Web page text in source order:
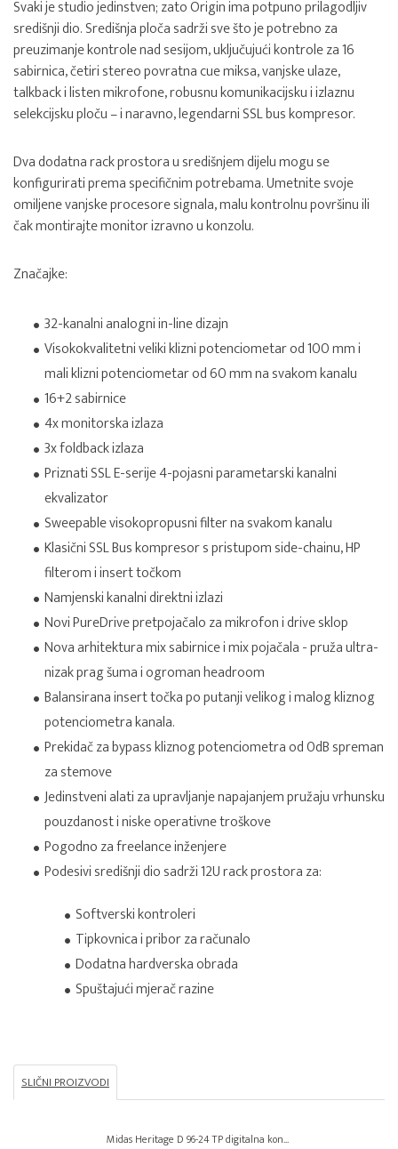
Svaki je studio jedinstven; zato Origin ima potpuno prilagodljiv
središnji dio. Središnja ploča sadrži sve što je potrebno za
preuzimanje kontrole nad sesijom, uključujući kontrole za 16
sabirnica, četiri stereo povratna cue miksa, vanjske ulaze,
talkback i listen mikrofone, robusnu komunikacijsku i izlaznu
selekcijsku ploču – i naravno, legendarni SSL bus kompresor.
Dva dodatna rack prostora u središnjem dijelu mogu se
konfigurirati prema specifičnim potrebama. Umetnite svoje
omiljene vanjske procesore signala, malu kontrolnu površinu ili
čak montirajte monitor izravno u konzolu.
Značajke:
32-kanalni analogni in-line dizajn
Visokokvalitetni veliki klizni potenciometar od 100 mm i
mali klizni potenciometar od 60 mm na svakom kanalu
16+2 sabirnice
4x monitorska izlaza
3x foldback izlaza
Priznati SSL E-serije 4-pojasni parametarski kanalni
ekvalizator
Sweepable visokopropusni filter na svakom kanalu
Klasični SSL Bus kompresor s pristupom side-chainu, HP
filterom i insert točkom
Namjenski kanalni direktni izlazi
Novi PureDrive pretpojačalo za mikrofon i drive sklop
Nova arhitektura mix sabirnice i mix pojačala - pruža ultra-
nizak prag šuma i ogroman headroom
Balansirana insert točka po putanji velikog i malog kliznog
potenciometra kanala.
Prekidač za bypass kliznog potenciometra od 0dB spreman
za stemove
Jedinstveni alati za upravljanje napajanjem pružaju vrhunsku
pouzdanost i niske operativne troškove
Pogodno za freelance inženjere
Podesivi središnji dio sadrži 12U rack prostora za:
Softverski kontroleri
Tipkovnica i pribor za računalo
Dodatna hardverska obrada
Spuštajući mjerač razine
SLIČNI PROIZVODI
Midas Heritage D 96-24 TP digitalna kon...